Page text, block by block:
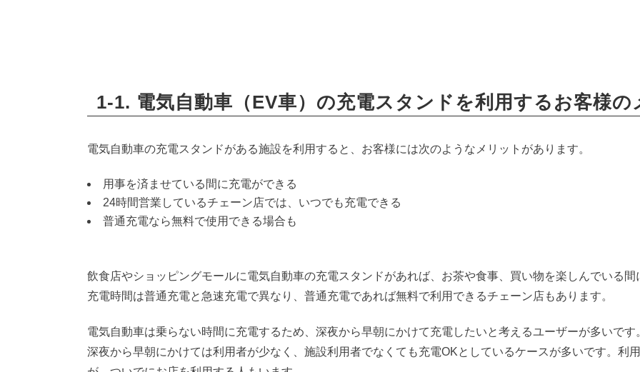
1-1. 電気自動車（EV車）の充電スタンドを利用するお客様の
電気自動車の充電スタンドがある施設を利用すると、お客様には次のようなメリットがあります。
用事を済ませている間に充電ができる
24時間営業しているチェーン店では、いつでも充電できる
普通充電なら無料で使用できる場合も
飲食店やショッピングモールに電気自動車の充電スタンドがあれば、お茶や食事、買い物を楽しんでいる
充電時間は普通充電と急速充電で異なり、普通充電であれば無料で利用できるチェーン店もあります。
電気自動車は乗らない時間に充電するため、深夜から早朝にかけて充電したいと考えるユーザーが多いで
深夜から早朝にかけては利用者が少なく、施設利用者でなくても充電OKとしているケースが多いです。利